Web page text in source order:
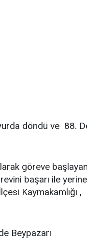
döndü ve 88.
göreve
başarı ile yerine
Kaymakamlığı ,
Beypazarı